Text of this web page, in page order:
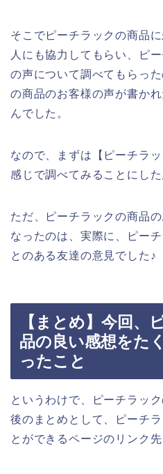
そこでピーチラックの商品
人にも協力してもらい、ピ
の声について調べてもらっ
の商品のお客様の声が書か
んでした。
なので、まずは【ピーチラ
感じで調べてみることにした
ただ、ピーチラックの商品
なったのは、実際に、ピー
とのある友達の意見でした♪
【まとめ】今回、
品の良い感想をた
ったこと
というわけで、ピーチラッ
後のまとめとして、ピーチ
とができるページのリンク